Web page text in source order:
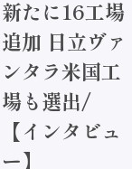
新たに16工場
追加 日立ヴァ
ンタラ米国工
場も選出/
【インタビュ
ー】